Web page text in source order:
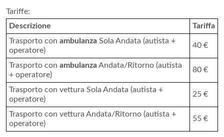
Tariffe:
Descrizione
Tariffa
Trasporto con ambulanza Sola Andata (autista +
operatore)
40 €
Trasporto con ambulanzaAndata/Ritorno (autista
+ operatore)
80 €
Trasporto con vettura Sola Andata (autista +
operatore)
25 €
Trasporto con vettura Andata/Ritorno (autista +
operatore)
55 €